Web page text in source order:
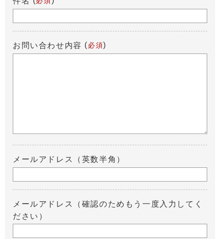
お問い合わせ内容 ( 必須)
メールアドレス（英数半角）
メールアドレス（確認のためもう一度入力してく
ださい）